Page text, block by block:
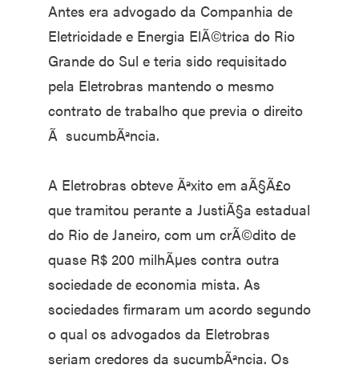
Antes era advogado da Companhia de
Eletricidade e Energia ElÃ©trica do Rio
Grande do Sul e teria sido requisitado
pela Eletrobras mantendo o mesmo
contrato de trabalho que previa o direito
Ã sucumbÃªncia.
A Eletrobras obteve Ãªxito em aÃ§Ã£o
que tramitou perante a JustiÃ§a estadual
do Rio de Janeiro, com um crÃ©dito de
quase R$ 200 milhÃµes contra outra
sociedade de economia mista. As
sociedades firmaram um acordo segundo
o qual os advogados da Eletrobras
seriam credores da sucumbÃªncia. Os